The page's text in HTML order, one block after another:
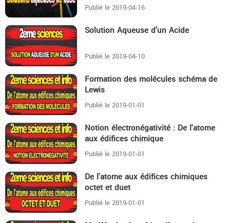
Publié le 2019-04-16
18:6 Solution Aqueuse d'un Acide
Publié le 2019-04-10
29:51 Formation des molécules schéma de
Lewis
Publié le 2019-01-01
13:52 Notion électronégativité : De l'atome
aux édifices chimique
Publié le 2019-01-01
10:54 De l'atome aux édifices chimiques
octet et duet
Publié le 2019-01-01